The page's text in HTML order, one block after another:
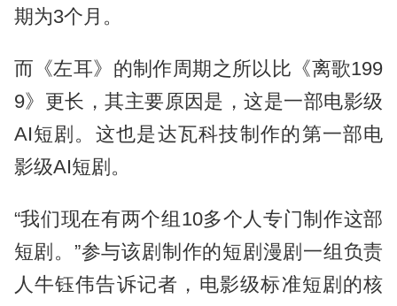
期为3个月。
而《左耳》的制作周期之所以比《离歌199
9》更长，其主要原因是，这是一部电影级
AI短剧。这也是达瓦科技制作的第一部电
影级AI短剧。
“我们现在有两个组10多个人专门制作这部
短剧。”参与该剧制作的短剧漫剧一组负责
人牛钰伟告诉记者，电影级标准短剧的核